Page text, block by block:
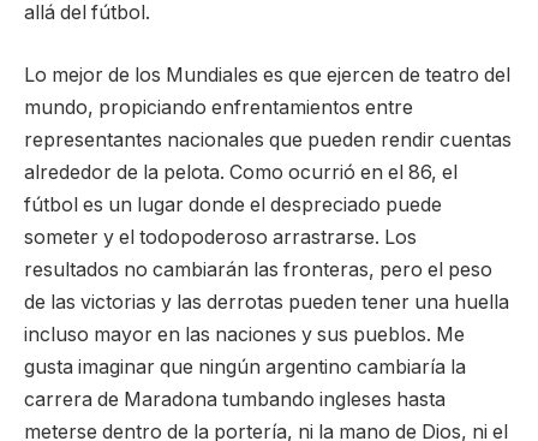
allá del fútbol.
Lo mejor de los Mundiales es que ejercen de teatro del
mundo, propiciando enfrentamientos entre
representantes nacionales que pueden rendir cuentas
alrededor de la pelota. Como ocurrió en el 86, el
fútbol es un lugar donde el despreciado puede
someter y el todopoderoso arrastrarse. Los
resultados no cambiarán las fronteras, pero el peso
de las victorias y las derrotas pueden tener una huella
incluso mayor en las naciones y sus pueblos. Me
gusta imaginar que ningún argentino cambiaría la
carrera de Maradona tumbando ingleses hasta
meterse dentro de la portería, ni la mano de Dios, ni el